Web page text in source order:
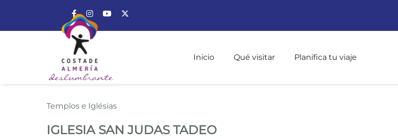
Enlace a Facebook
Enlace a Instagram
Enlace a Youtube Channel
Inicio Qué visitar Planifica tu viaje
IGLESIA SAN JUDAS TADEO
Templos e Iglésias
IGLESIA SAN JUDAS TADEO